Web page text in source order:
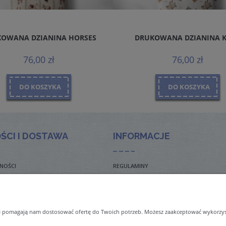
DZIANINA HORSES
76,00 zł
DO KOSZYKA
DRUKOWANA DZIANINA
76,00 zł
DO KOSZYKA
I DOSTAWA
ORDERS & SHIPMENT
INFORMACJE
REGULAMINY
nam dostosować ofertę do Twoich potrzeb. Możesz zaakceptować